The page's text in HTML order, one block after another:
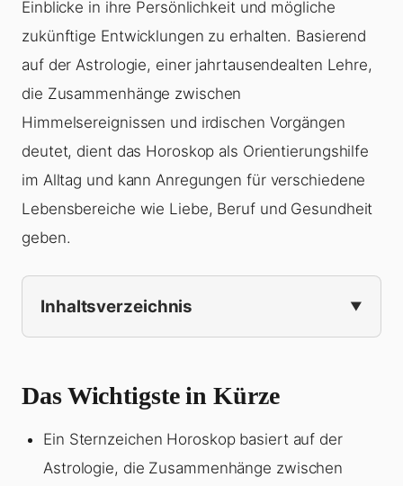
Einblicke in ihre Persönlichkeit und mögliche
zukünftige Entwicklungen zu erhalten. Basierend
auf der Astrologie, einer jahrtausendealten Lehre,
die Zusammenhänge zwischen
Himmelsereignissen und irdischen Vorgängen
deutet, dient das Horoskop als Orientierungshilfe
im Alltag und kann Anregungen für verschiedene
Lebensbereiche wie Liebe, Beruf und Gesundheit
geben.
Inhaltsverzeichnis
Das Wichtigste in Kürze
Ein Sternzeichen Horoskop basiert auf der
Astrologie, die Zusammenhänge zwischen